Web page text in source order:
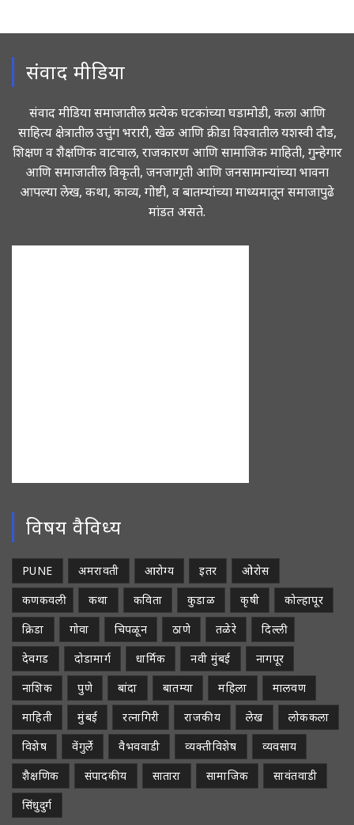
संवाद मीडिया
संवाद मीडिया समाजातील प्रत्येक घटकांच्या घडामोडी, कला आणि
साहित्य क्षेत्रातील उत्तुंग भरारी, खेळ आणि क्रीडा विश्वातील यशस्वी दौड,
शिक्षण व शैक्षणिक वाटचाल, राजकारण आणि सामाजिक माहिती, गुन्हेगार
आणि समाजातील विकृती, जनजागृती आणि जनसामान्यांच्या भावना
आपल्या लेख, कथा, काव्य, गोष्टी, व बातम्यांच्या माध्यमातून समाजापुढे
मांडत असते.
विषय वैविध्य
PUNE अमरावती आरोग्य इतर
ओरोस
कणकवली
कथा कविता कुडाळ कृषी
कोल्हापूर
क्रिडा
गोवा चिपळून ठाणे तळेरे
दिल्ली
देवगड
दोडामार्ग धार्मिक नवी मुंबई
नागपूर
नाशिक
पुणे बांदा बातम्या महिला
मालवण
माहिती
मुंबई रत्नागिरी राजकीय लेख
लोककला
विशेष
वेंगुर्ले वैभववाडी व्यक्तीविशेष
व्यवसाय
शैक्षणिक
संपादकीय सातारा सामाजिक
सावंतवाडी
सिंधुदुर्ग